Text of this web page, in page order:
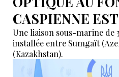
CASPIENNE
Une liaison sous-marine de
installée entre Sumgaït
(Kazakhstan).